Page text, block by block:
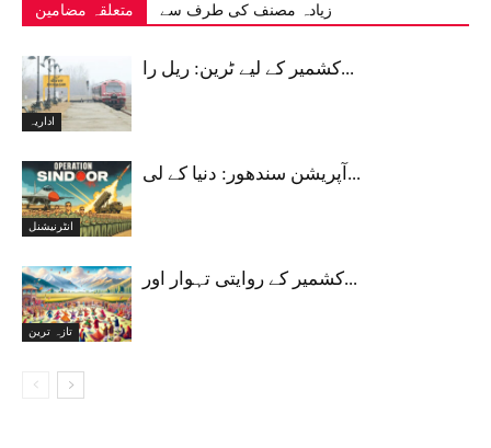
متعلقہ مضامین زیادہ مصنف کی طرف سے
اداریہ
کشمیر کے لیے ٹرین: ریل را...
انٹرنیشنل
آپریشن سندھور: دنیا کے لی...
تازہ ترین
کشمیر کے روایتی تہوار اور...